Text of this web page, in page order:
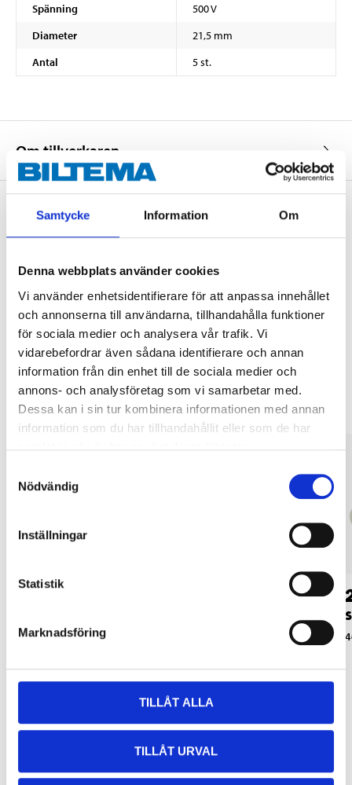
Samtycke Information Om
Denna webbplats använder cookies
Vi använder enhetsidentifierare för att anpassa innehållet
och annonserna till användarna, tillhandahålla funktioner
för sociala medier och analysera vår trafik. Vi
vidarebefordrar även sådana identifierare och annan
information från din enhet till de sociala medier och
annons- och analysföretag som vi samarbetar med.
Dessa kan i sin tur kombinera informationen med annan
information som du har tillhandahållit eller som de har
Nödvändig
Inställningar
Statistik
Marknadsföring
TILLÅT ALLA
TILLÅT URVAL
Spänning
500 V
Diameter
21,5 mm
Antal
5 st.
Om tillverkaren
Köp & Hämta
Köp & Hämta i ditt varuhus inom 2 timmar! För mer information om
LÄS MER
Andra kunder köpte också
2990
46-3005
Relaterade produkter